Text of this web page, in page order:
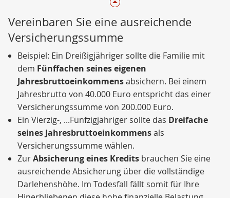
Vereinbaren Sie eine ausreichende
Versicherungssumme
Beispiel: Ein Dreißigjähriger sollte die Familie mit
dem Fünffachen seines eigenen
Jahresbruttoeinkommensabsichern. Bei einem
Jahresbrutto von 40.000 Euro entspricht das einer
Versicherungssumme von 200.000 Euro.
Ein Vierzig-, ...Fünfzigjähriger sollte das Dreifache
seines Jahresbruttoeinkommensals
Versicherungssumme wählen.
ZurAbsicherung eines Kreditsbrauchen Sie eine
ausreichende Absicherung über die vollständige
Darlehenshöhe. Im Todesfall fällt somit für Ihre